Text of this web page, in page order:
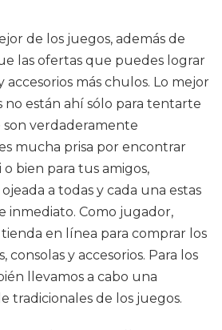
de los juegos, además de
las ofertas que puedes lograr
accesorios más chulos. Lo mejor
no están ahí sólo para tentarte
son verdaderamente
mucha prisa por encontrar
bien para tus amigos,
a todas y cada una estas
inmediato. Como jugador,
en línea para comprar los
y accesorios. Para los
llevamos a cabo una
tradicionales de los juegos.